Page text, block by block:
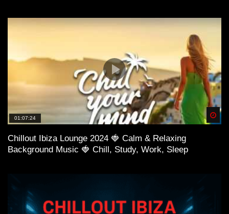
01:07:24
Chillout Ibiza Lounge 2024 🍓 Calm & Relaxing
Background Music 🍓 Chill, Study, Work, Sleep